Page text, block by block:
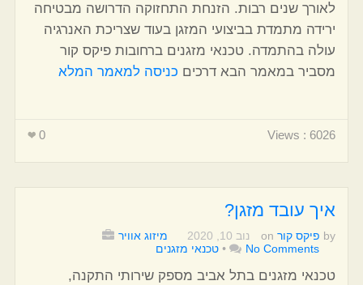
לאורך שנים רבות. הזנחת התחזוקה הדרושה מבטיחה
ירידה מתמדת בביצועי המזגן בעוד שצריכת האנרגיה
עולה בהתמדה. טכנאי מזגנים ברחובות פיקס קור
מסביר במאמר הבא דרכים כניסה למאמר המלא
0 Views : 6026
איך עובד מזגן?
by פיקס קור on נוב 10, 2020
מיזוג אוויר
No Comments
• טכנאי מזגנים
טכנאי מזגנים בתל אביב מספק שירותי התקנה,